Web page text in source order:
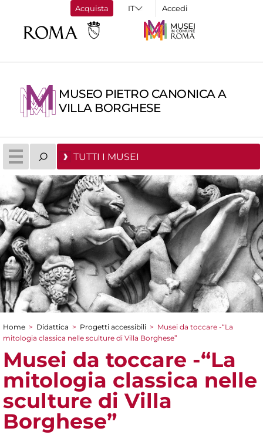
Acquista Accedi
MUSEO PIETRO CANONICA A
VILLA BORGHESE
TUTTI I MUSEI
Tu sei qui
Home > Didattica > Progetti accessibili > Musei da toccare -“La
mitologia classica nelle sculture di Villa Borghese”
Musei da toccare -“La
mitologia classica nelle
sculture di Villa
Borghese”